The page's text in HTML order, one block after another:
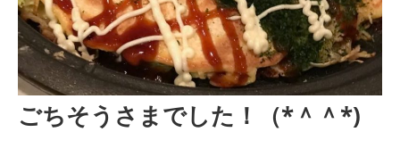
ごちそうさまでした！（*＾＾*)